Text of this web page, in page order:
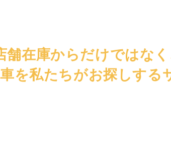
舗在庫からだけではなく
を私たちがお探しする